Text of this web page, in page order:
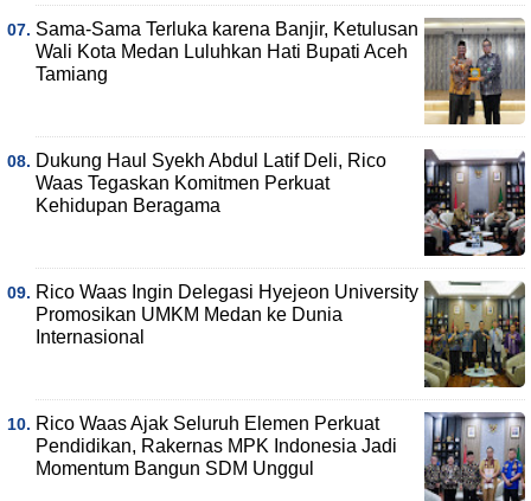
Sama-Sama Terluka karena Banjir, Ketulusan
Wali Kota Medan Luluhkan Hati Bupati Aceh
Tamiang
Dukung Haul Syekh Abdul Latif Deli, Rico
Waas Tegaskan Komitmen Perkuat
Kehidupan Beragama
Rico Waas Ingin Delegasi Hyejeon University
Promosikan UMKM Medan ke Dunia
Internasional
Rico Waas Ajak Seluruh Elemen Perkuat
Pendidikan, Rakernas MPK Indonesia Jadi
Momentum Bangun SDM Unggul